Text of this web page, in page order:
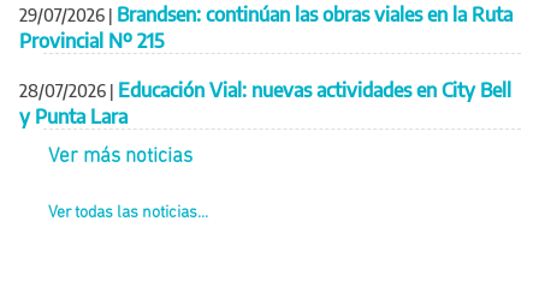
29/07/2026 | Brandsen: continúan las obras viales en la Ruta
Provincial Nº 215
28/07/2026 | Educación Vial: nuevas actividades en City Bell
y Punta Lara
Ver más noticias
Ver todas las noticias...